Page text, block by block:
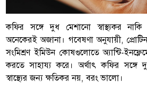
কফির সঙ্গে দুধ মেশানো স্বাস্থ্যকর
অনেকেরই অজানা। গবেষণা অনুযায়ী, প্রোটিন
সংমিশ্রণ ইমিউন কোষগুলোতে অ্যান্টি-
করতে সাহায্য করে। অর্থাৎ কফির সঙ্গে
স্বাস্থ্যের জন্য ক্ষতিকর নয়, বরং ভালো।